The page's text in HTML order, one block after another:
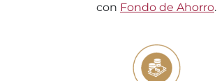
con Fondo de Ahorro.